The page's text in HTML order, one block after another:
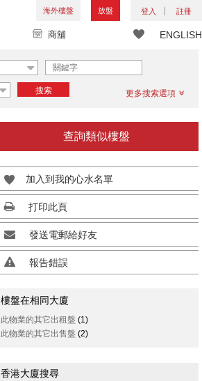
海外樓盤 放盤 登入 註冊
ENGLISH
商舖
搜索 更多搜索選項
查詢類似樓盤
加入到我的心水名單
打印此頁
發送電郵給好友
報告錯誤
樓盤在相同大廈
此物業的其它出租盤 (1)
此物業的其它出售盤 (2)
香港大廈搜尋